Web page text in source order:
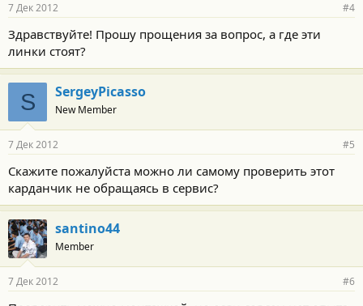
7 Дек 2012 #4
Здравствуйте! Прошу прощения за вопрос, а где эти
линки стоят?
S SergeyPicasso
New Member
7 Дек 2012 #5
Скажите пожалуйста можно ли самому проверить этот
карданчик не обращаясь в сервис?
santino44
Member
7 Дек 2012 #6